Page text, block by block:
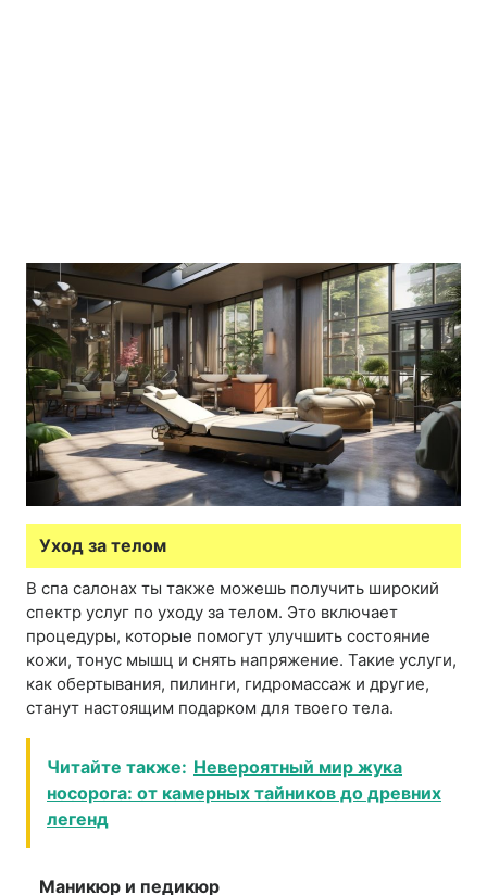
Уход за телом
В спа салонах ты также можешь получить широкий
спектр услуг по уходу за телом. Это включает
процедуры, которые помогут улучшить состояние
кожи, тонус мышц и снять напряжение. Такие услуги,
как обертывания, пилинги, гидромассаж и другие,
станут настоящим подарком для твоего тела.
Читайте также: Невероятный мир жука
носорога: от камерных тайников до древних
легенд
Маникюр и педикюр